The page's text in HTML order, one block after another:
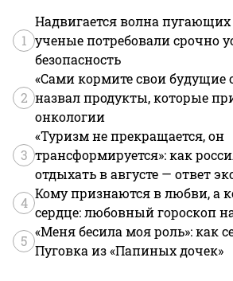
1
Надвигается волна
ученые потребовали срочно
безопасность
2
«Сами кормите свои будущие
назвал продукты, которые
онкологии
3
«Туризм не прекращается, он
трансформируется»: как
отдыхать в августе — ответ
4
Кому признаются в любви, а
сердце: любовный гороскоп
5
«Меня бесила моя роль»: как
Пуговка из «Папиных дочек»